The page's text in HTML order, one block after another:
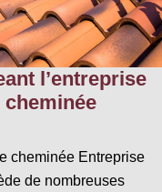
l’entreprise
cheminée Entreprise
de nombreuses